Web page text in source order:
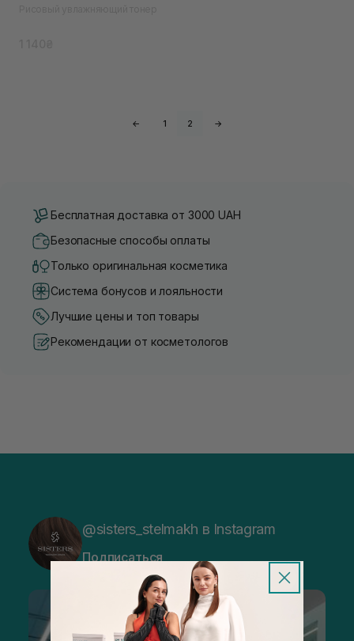
← 1 2 →
Бесплатная доставка от 3000 UAH
Безопасные способы оплаты
Только оригинальная косметика
Система бонусов и лояльности
Лучшие цены и топ товары
Рекомендации от косметологов
@sisters_stelmakh в Instagram
Подписаться